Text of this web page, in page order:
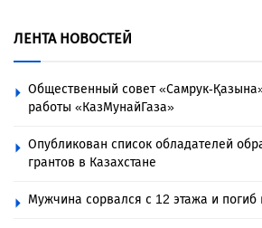
ЛЕНТА НОВОСТЕЙ
Общественный совет «Самрук-
работы «КазМунайГаза»
Опубликован список обладателей
грантов в Казахстане
Мужчина сорвался с 12 этажа и погиб